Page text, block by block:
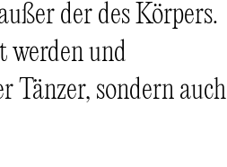
der des Körpers.
werden und
Tänzer, sondern auch